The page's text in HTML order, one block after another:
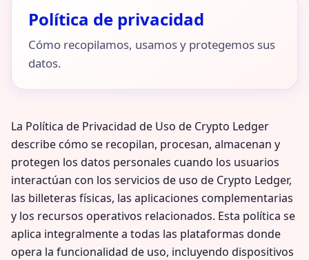
Política de privacidad
Cómo recopilamos, usamos y protegemos sus
datos.
La Política de Privacidad de Uso de Crypto Ledger
describe cómo se recopilan, procesan, almacenan y
protegen los datos personales cuando los usuarios
interactúan con los servicios de uso de Crypto Ledger,
las billeteras físicas, las aplicaciones complementarias
y los recursos operativos relacionados. Esta política se
aplica integralmente a todas las plataformas donde
opera la funcionalidad de uso, incluyendo dispositivos